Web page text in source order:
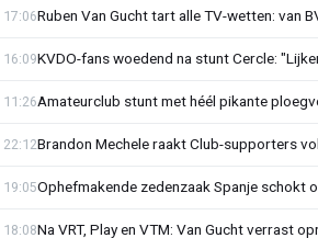
Ruben Van Gucht tart alle TV-wetten: van
17:06
KVDO-fans woedend na stunt Cercle:
16:09
Amateurclub stunt met héél pikante
11:26
Brandon Mechele raakt Club-supporters
22:12
Ophefmakende zedenzaak Spanje schokt
19:05
Na VRT, Play en VTM: Van Gucht verrast
18:08